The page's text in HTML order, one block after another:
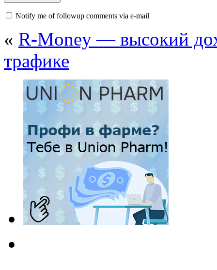
Notify me of followup comments via e-mail
« R-Money — высокий
трафике